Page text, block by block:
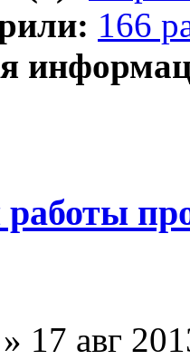
166
» 17 авг